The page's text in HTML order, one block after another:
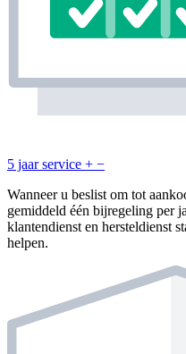
5 jaar service + −
Wanneer u beslist om tot
gemiddeld één bijregeling per
klantendienst en hersteldienst
helpen.